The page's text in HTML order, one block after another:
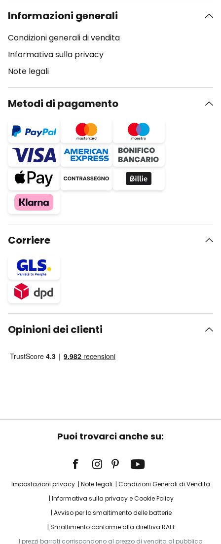
Informazioni generali
Condizioni generali di vendita
Informativa sulla privacy
Note legali
Metodi di pagamento
Corriere
Opinioni dei clienti
Puoi trovarci anche su:
Impostazioni privacy Note legali
Condizioni Generali di Vendita
Informativa sulla privacy e Cookie Policy
Avviso per lo smaltimento delle batterie
Smaltimento conforme alla direttiva RAEE
I prezzi barrati corrispondono al prezzo di vendita al pubblico